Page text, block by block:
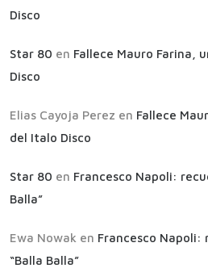
Disco
Star 80 en Fallece Mauro Farina,
Disco
Elias Cayoja Perez en Fallece
del Italo Disco
Star 80 en Francesco Napoli:
Balla”
Ewa Nowak en Francesco Napoli:
“Balla Balla”